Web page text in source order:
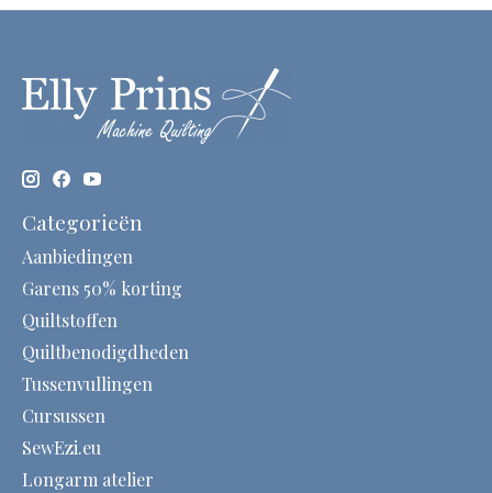
Categorieën
Aanbiedingen
Garens 50% korting
Quiltstoffen
Quiltbenodigdheden
Tussenvullingen
Cursussen
SewEzi.eu
Longarm atelier